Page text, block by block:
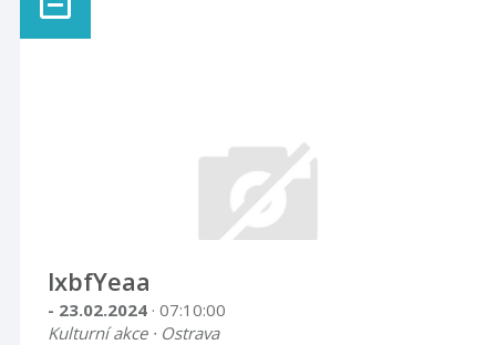
lxbfYeaa
- 23.02.2024 · 07:10:00
Kulturní akce · Ostrava